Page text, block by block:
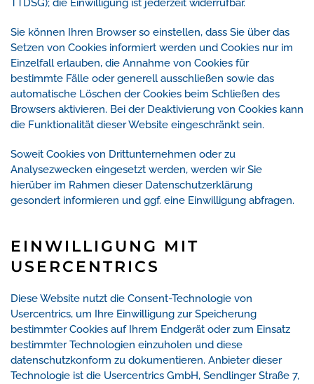
TTDSG); die Einwilligung ist jederzeit widerrufbar.
Sie können Ihren Browser so einstellen, dass Sie über das
Setzen von Cookies informiert werden und Cookies nur im
Einzelfall erlauben, die Annahme von Cookies für
bestimmte Fälle oder generell ausschließen sowie das
automatische Löschen der Cookies beim Schließen des
Browsers aktivieren. Bei der Deaktivierung von Cookies kann
die Funktionalität dieser Website eingeschränkt sein.
Soweit Cookies von Drittunternehmen oder zu
Analysezwecken eingesetzt werden, werden wir Sie
hierüber im Rahmen dieser Datenschutzerklärung
gesondert informieren und ggf. eine Einwilligung abfragen.
EINWILLIGUNG MIT
USERCENTRICS
Diese Website nutzt die Consent-Technologie von
Usercentrics, um Ihre Einwilligung zur Speicherung
bestimmter Cookies auf Ihrem Endgerät oder zum Einsatz
bestimmter Technologien einzuholen und diese
datenschutzkonform zu dokumentieren. Anbieter dieser
Technologie ist die Usercentrics GmbH, Sendlinger Straße 7,